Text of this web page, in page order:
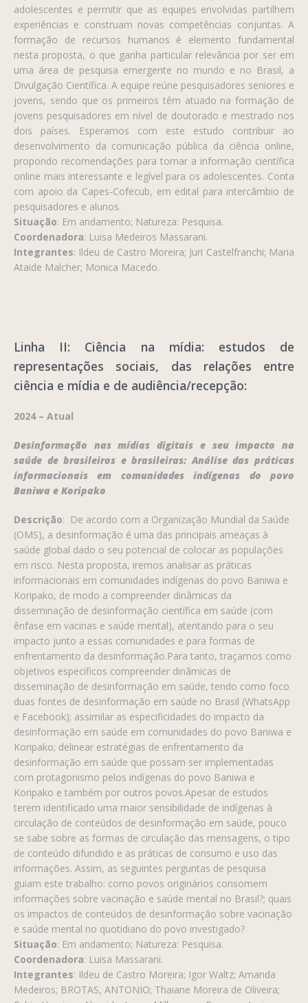
adolescentes e permitir que as equipes envolvidas partilhem
experiências e construam novas competências conjuntas. A
formação de recursos humanos é elemento fundamental
nesta proposta, o que ganha particular relevância por ser em
uma área de pesquisa emergente no mundo e no Brasil, a
Divulgação Científica. A equipe reúne pesquisadores seniores e
jovens, sendo que os primeiros têm atuado na formação de
jovens pesquisadores em nível de doutorado e mestrado nos
dois países. Esperamos com este estudo contribuir ao
desenvolvimento da comunicação pública da ciência online,
propondo recomendações para tornar a informação científica
online mais interessante e legível para os adolescentes. Conta
com apoio da Capes-Cofecub, em edital para intercâmbio de
pesquisadores e alunos.
Situação: Em andamento; Natureza: Pesquisa.
Coordenadora: Luisa Medeiros Massarani.
Integrantes: Ildeu de Castro Moreira; Juri Castelfranchi; Maria
Ataide Malcher; Monica Macedo.
Linha II: Ciência na mídia: estudos de
representações sociais, das relações entre
ciência e mídia e de audiência/recepção:
2024 – Atual
Desinformação nas mídias digitais e seu impacto na
saúde de brasileiros e brasileiras: Análise das práticas
informacionais em comunidades indígenas do povo
Baniwa e Koripako
Descrição: De acordo com a Organização Mundial da Saúde
(OMS), a desinformação é uma das principais ameaças à
saúde global dado o seu potencial de colocar as populações
em risco. Nesta proposta, iremos analisar as práticas
informacionais em comunidades indígenas do povo Baniwa e
Koripako, de modo a compreender dinâmicas da
disseminação de desinformação científica em saúde (com
ênfase em vacinas e saúde mental), atentando para o seu
impacto junto a essas comunidades e para formas de
enfrentamento da desinformação.Para tanto, traçamos como
objetivos específicos compreender dinâmicas de
disseminação de desinformação em saúde, tendo como foco
duas fontes de desinformação em saúde no Brasil (WhatsApp
e Facebook); assimilar as especificidades do impacto da
desinformação em saúde em comunidades do povo Baniwa e
Koripako; delinear estratégias de enfrentamento da
desinformação em saúde que possam ser implementadas
com protagonismo pelos indígenas do povo Baniwa e
Koripako e também por outros povos.Apesar de estudos
terem identificado uma maior sensibilidade de indígenas à
circulação de conteúdos de desinformação em saúde, pouco
se sabe sobre as formas de circulação das mensagens, o tipo
de conteúdo difundido e as práticas de consumo e uso das
informações. Assim, as seguintes perguntas de pesquisa
guiam este trabalho: como povos originários consomem
informações sobre vacinação e saúde mental no Brasil?; quais
os impactos de conteúdos de desinformação sobre vacinação
e saúde mental no quotidiano do povo investigado?
Situação: Em andamento; Natureza: Pesquisa.
Coordenadora: Luisa Massarani.
Integrantes: Ildeu de Castro Moreira; Igor Waltz; Amanda
Medeiros; BROTAS, ANTONIO; Thaiane Moreira de Oliveira;